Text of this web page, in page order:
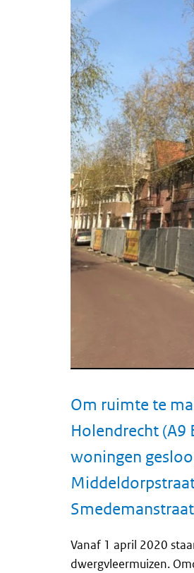
Om ruimte te
Holendrecht (A9
woningen
Vanaf 1 april 2020
dwergvleermuizen.